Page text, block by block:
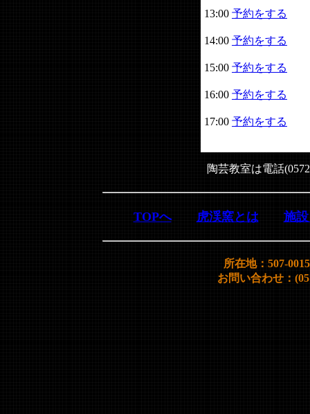
13:00 予約をする
14:00 予約をする
15:00 予約をする
16:00 予約をする
17:00 予約をする
陶芸教室は電話
TOPへ 虎渓窯とは 施
所在地：507-
お問い合わせ：